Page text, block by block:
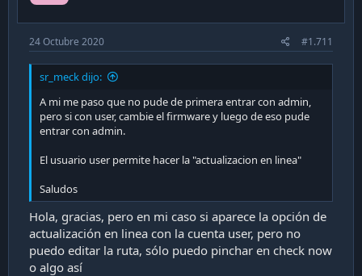
24 Octubre 2020 #1.711
sr_meck dijo:
A mi me paso que no pude de primera entrar con admin,
pero si con user, cambie el firmware y luego de eso pude
entrar con admin.
El usuario user permite hacer la "actualizacion en linea"
Saludos
Hola, gracias, pero en mi caso si aparece la opción de
actualización en linea con la cuenta user, pero no
puedo editar la ruta, sólo puedo pinchar en check now
o algo así